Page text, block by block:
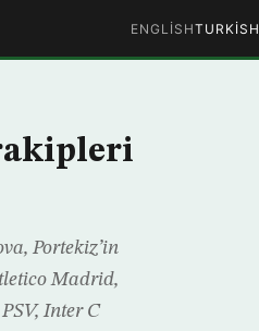
ENGLISHTURKISH
Portekiz’in
Madrid,
Inter C